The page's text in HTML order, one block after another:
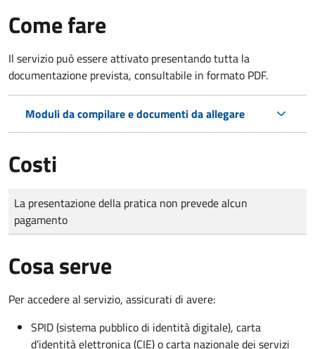
Come fare
Il servizio può essere attivato presentando tutta la
documentazione prevista, consultabile in formato PDF.
Moduli da compilare e documenti da allegare
Costi
Tipo di pagamento
Importo
La presentazione della pratica non prevede alcun
pagamento
Cosa serve
Per accedere al servizio, assicurati di avere:
SPID (sistema pubblico di identità digitale), carta
d’identità elettronica (CIE) o carta nazionale dei servizi